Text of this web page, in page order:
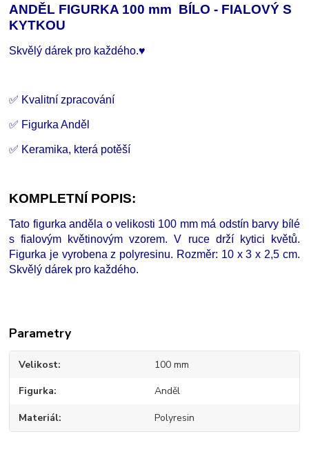
ANDĚL FIGURKA 100 mm BÍLO - FIALOVÝ S
KYTKOU
Skvělý dárek pro každého.♥
✅ Kvalitní zpracování
✅ Figurka Anděl
✅ Keramika, která potěší
KOMPLETNÍ POPIS:
Tato figurka anděla o velikosti 100 mm má odstín barvy bílé
s fialovým květinovým vzorem. V ruce drží kytici květů.
Figurka je vyrobena z polyresinu. Rozměr: 10 x 3 x 2,5 cm.
Skvělý dárek pro každého.
Parametry
Velikost 100 mm
Figurka Anděl
Materiál Polyresin